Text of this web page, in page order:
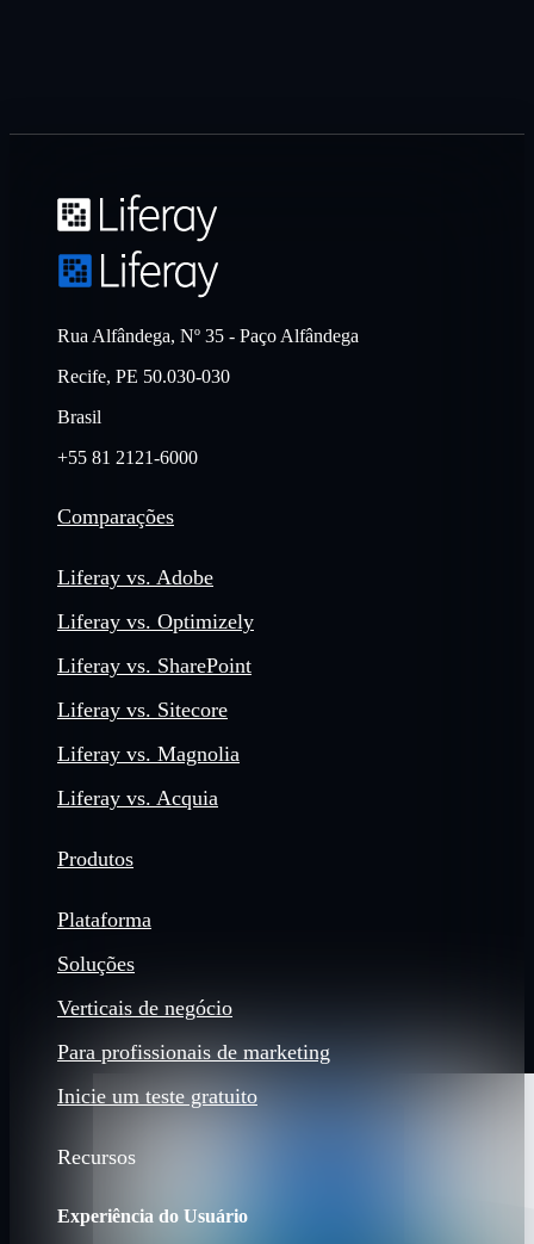
Rua Alfândega, Nº 35 - Paço Alfândega
Recife, PE 50.030-030
Brasil
+55 81 2121-6000
Comparações
Liferay vs. Adobe
Liferay vs. Optimizely
Liferay vs. SharePoint
Liferay vs. Sitecore
Liferay vs. Magnolia
Liferay vs. Acquia
Produtos
Plataforma
Soluções
Verticais de negócio
Para profissionais de marketing
Inicie um teste gratuito
Recursos
Experiência do Usuário